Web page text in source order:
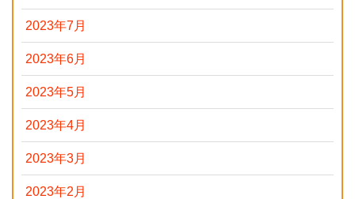
2023年7月
2023年6月
2023年5月
2023年4月
2023年3月
2023年2月